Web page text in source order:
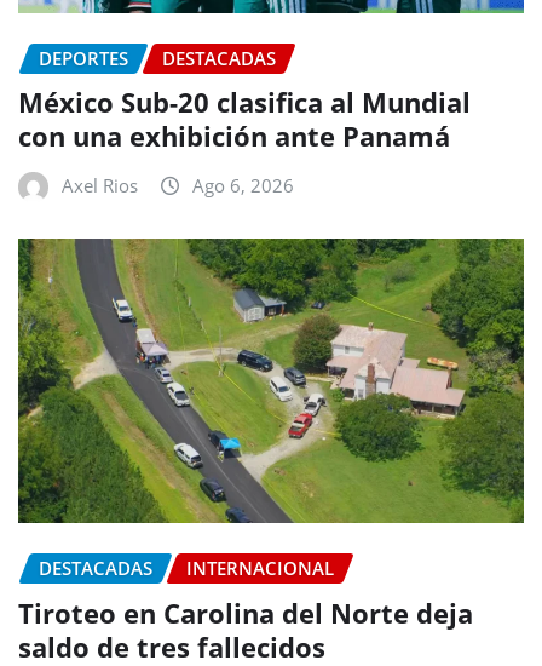
DEPORTES DESTACADAS
México Sub-20 clasifica al Mundial
con una exhibición ante Panamá
Axel Rios Ago 6, 2026
DESTACADAS INTERNACIONAL
Tiroteo en Carolina del Norte deja
saldo de tres fallecidos